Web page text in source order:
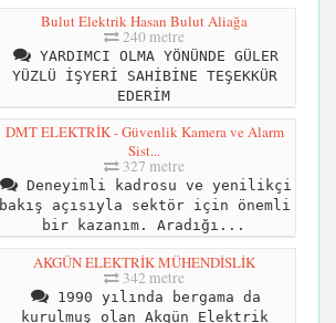
Bulut Elektrik Hasan Bulut Aliağa
240 metre
YARDIMCI OLMA YÖNÜNDE GÜLER
YÜZLÜ İŞYERİ SAHİBİNE TEŞEKKÜR
EDERİM
DMT ELEKTRİK - Güvenlik Kamera ve Alarm
Sist...
327 metre
Deneyimli kadrosu ve yenilikçi
bakış açısıyla sektör için önemli
bir kazanım. Aradığı...
AKGÜN ELEKTRİK MÜHENDİSLİK
342 metre
1990 yılında bergama da
kurulmuş olan Akgün Elektrik